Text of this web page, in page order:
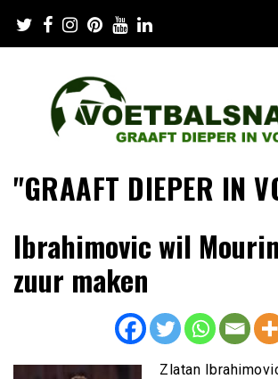
content
"GRAAFT DIEPER IN
Ibrahimovic wil
zuur maken
Zlatan